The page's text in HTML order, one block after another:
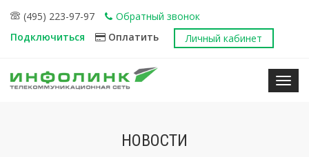
(495) 223-97-97
Обратный звонок
Подключиться
Оплатить Личный кабинет
НОВОСТИ